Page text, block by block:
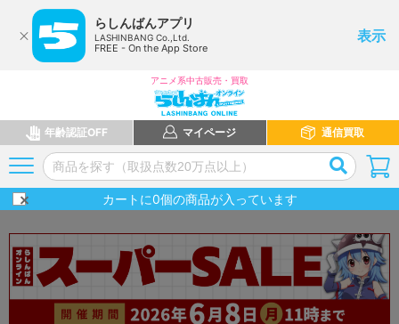
らしんばんアプリ
LASHINBANG Co.,Ltd.
FREE - On the App Store
表示
アニメ系中古販売・買取
年齢認証OFF マイページ 通信買取
カートに0個の商品が入っています